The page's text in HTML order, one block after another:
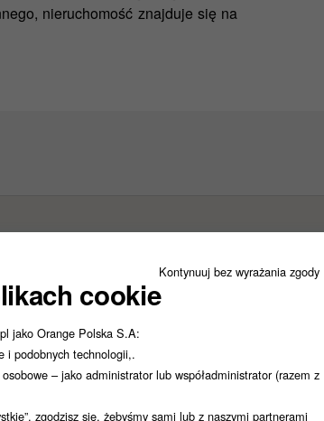
nieruchomość znajduje się na
Kontynuuj bez wyrażania
cookie
jako Orange Polska S.A:
i podobnych technologii,.
– jako administrator lub współadministrator (razem z
zgodzisz się, żebyśmy sami lub z naszymi partnerami